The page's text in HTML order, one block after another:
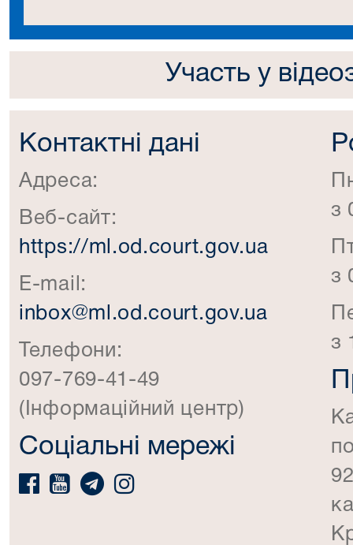
Участь у
Контактні дані
Адреса:
Веб-сайт:
https://ml.od.court.gov.ua
E-mail:
inbox@ml.od.court.gov.ua
Телефони:
097-769-41-49
(Інформаційний центр)
Соціальні мережі
з
з
з